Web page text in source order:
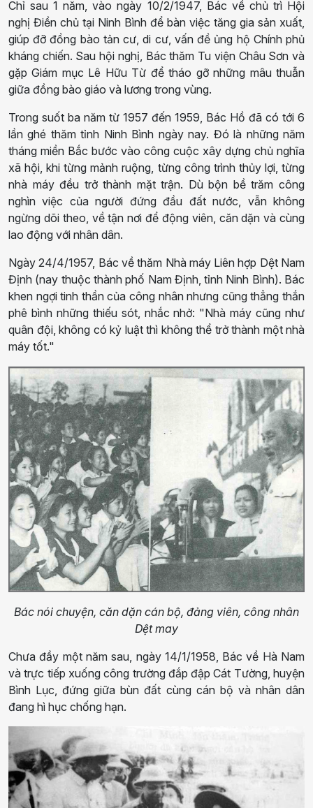
Chỉ sau 1 năm, vào ngày 10/2/1947, Bác về chủ trì Hội
nghị Điền chủ tại Ninh Bình để bàn việc tăng gia sản xuất,
giúp đỡ đồng bào tản cư, di cư, vấn đề ủng hộ Chính phủ
kháng chiến. Sau hội nghị, Bác thăm Tu viện Châu Sơn và
gặp Giám mục Lê Hữu Từ để tháo gỡ những mâu thuẫn
giữa đồng bào giáo và lương trong vùng.
Trong suốt ba năm từ 1957 đến 1959, Bác Hồ đã có tới 6
lần ghé thăm tỉnh Ninh Bình ngày nay. Đó là những năm
tháng miền Bắc bước vào công cuộc xây dựng chủ nghĩa
xã hội, khi từng mảnh ruộng, từng công trình thủy lợi, từng
nhà máy đều trở thành mặt trận. Dù bộn bề trăm công
nghìn việc của người đứng đầu đất nước, vẫn không
ngừng dõi theo, về tận nơi để động viên, căn dặn và cùng
lao động với nhân dân.
Ngày 24/4/1957, Bác về thăm Nhà máy Liên hợp Dệt Nam
Định (nay thuộc thành phố Nam Định, tỉnh Ninh Bình). Bác
khen ngợi tinh thần của công nhân nhưng cũng thẳng thắn
phê bình những thiếu sót, nhắc nhở: "Nhà máy cũng như
quân đội, không có kỷ luật thì không thể trở thành một nhà
máy tốt."
Bác nói chuyện, căn dặn cán bộ, đảng viên, công nhân
Dệt may
Chưa đầy một năm sau, ngày 14/1/1958, Bác về Hà Nam
và trực tiếp xuống công trường đắp đập Cát Tường, huyện
Bình Lục, đứng giữa bùn đất cùng cán bộ và nhân dân
đang hì hục chống hạn.